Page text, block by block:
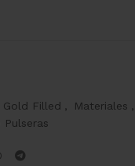
Gold Filled Materiales
Pulseras